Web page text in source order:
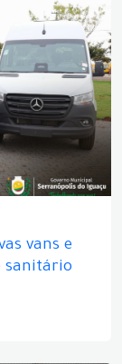
vans e
sanitário